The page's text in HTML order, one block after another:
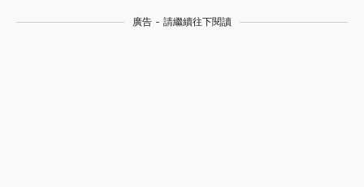
廣告 - 請繼續往下閱讀